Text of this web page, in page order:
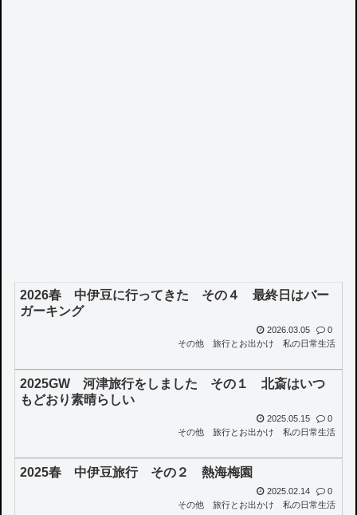
2026春 中伊豆に行ってきた その４ 最終日はバー
ガーキング
2026.03.05
0
その他
旅行とお出かけ 私の日常生活
2025GW 河津旅行をしました その１ 北斎はいつ
もどおり素晴らしい
2025.05.15
0
その他
旅行とお出かけ 私の日常生活
2025春 中伊豆旅行 その２ 熱海梅園
2025.02.14
0
その他
旅行とお出かけ 私の日常生活